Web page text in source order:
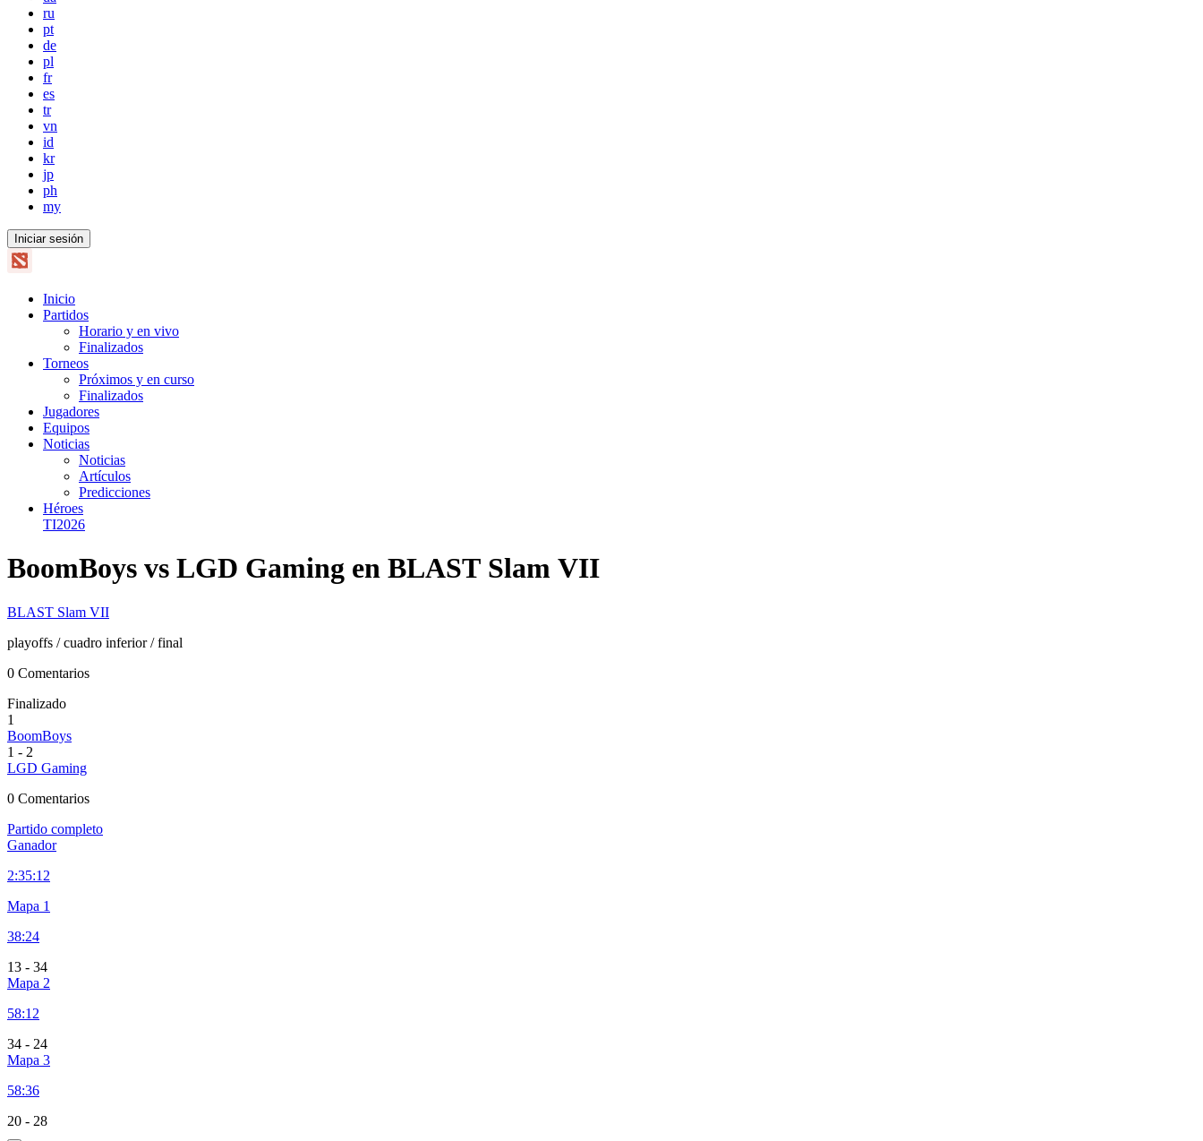
ru
pt
de
pl
fr
es
tr
vn
id
kr
jp
ph
my
Iniciar sesión
Inicio
Partidos
Horario y en vivo
Finalizados
Torneos
Próximos y en curso
Finalizados
Jugadores
Equipos
Noticias
Noticias
Artículos
Predicciones
Héroes
TI2026
BoomBoys vs LGD Gaming en BLAST Slam VII
BLAST Slam VII
playoffs / cuadro inferior/ final
0 Comentarios
Finalizado
1
BoomBoys
1 - 2
LGD Gaming
0 Comentarios
Partido completo
Ganador
2:35:12
Mapa 1
38:24
13 - 34
Mapa 2
58:12
34 - 24
Mapa 3
58:36
20 - 28